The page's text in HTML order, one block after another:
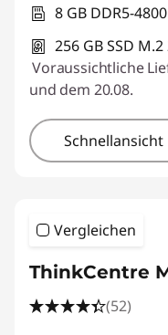
8 GB DDR5-
256 GB SSD
Voraussichtliche
und dem 20.08.
Schnellansicht
Vergleichen
ThinkCentre
(52)